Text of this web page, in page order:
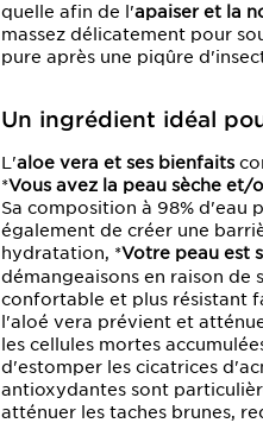
quelle afin de l'apaiser et la
massez délicatement pour
pure après une piqûre
Un ingrédient idéal
L'aloe vera et ses bienfaits
*Vous avez la peau sèche et/
Sa composition à 98% d'eau
également de créer une
hydratation, *Votre peau est
démangeaisons en raison de
confortable et plus résistant
l'aloé vera prévient et
les cellules mortes
d'estomper les cicatrices
antioxydantes sont
atténuer les taches brunes,